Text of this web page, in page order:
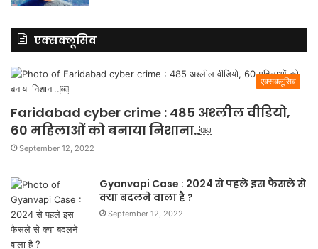
एक्सक्लूसिव
एक्सक्लूसिव
Faridabad cyber crime : 485 अश्लील वीडियो,
60 महिलाओं को बनाया निशाना..￼
September 12, 2022
Gyanvapi Case : 2024 से पहले इस फैसले से
क्या बदलने वाला है ?
September 12, 2022